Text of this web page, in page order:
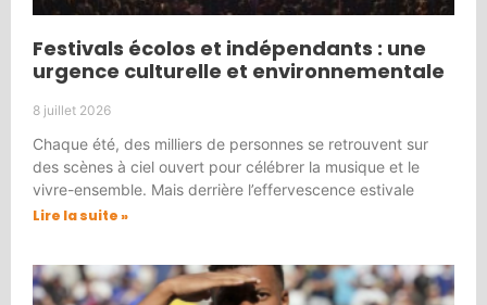
Festivals écolos et indépendants : une
urgence culturelle et environnementale
8 juillet 2026
Chaque été, des milliers de personnes se retrouvent sur
des scènes à ciel ouvert pour célébrer la musique et le
vivre-ensemble. Mais derrière l’effervescence estivale
Lire la suite »